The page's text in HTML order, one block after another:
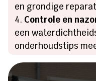
en grondige
Controle en
een
onderhoudstips